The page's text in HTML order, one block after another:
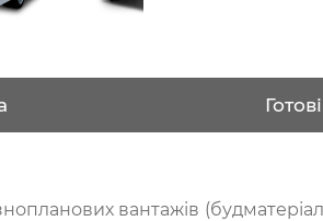
вантажів